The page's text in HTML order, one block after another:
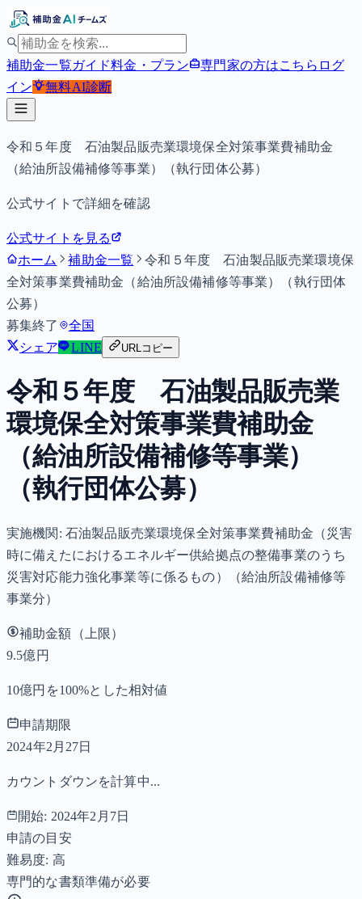
補助金一覧ガイド料金・プラン 専門家の方はこちら ログ
イン
無料AI診断
令和５年度 石油製品販売業環境保全対策事業費補助金
（給油所設備補修等事業）（執行団体公募）
公式サイトで詳細を確認
公式サイトを見る
ホーム
補助金一覧
令和５年度 石油製品販売業環境保
全対策事業費補助金（給油所設備補修等事業）（執行団体
公募）
募集終了
全国
シェア
LINE URLコピー
令和５年度 石油製品販売業
環境保全対策事業費補助金
（給油所設備補修等事業）
（執行団体公募）
実施機関: 石油製品販売業環境保全対策事業費補助金（災害
時に備えたにおけるエネルギー供給拠点の整備事業のうち
災害対応能力強化事業等に係るもの）（給油所設備補修等
事業分）
補助金額（上限）
9.5億円
10億円を100%とした相対値
申請期限
2024年2月27日
カウントダウンを計算中...
開始: 2024年2月7日
申請の目安
難易度: 高
専門的な書類準備が必要